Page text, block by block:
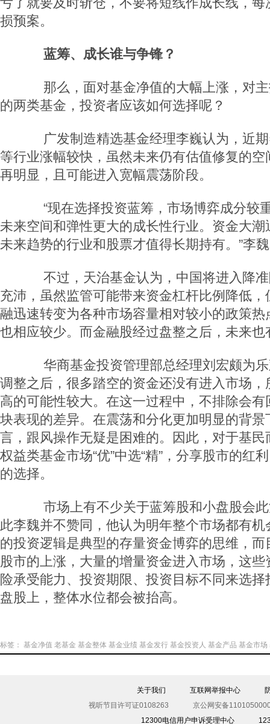
损预案。
蓝筹、成长谁与争锋？
那么，面对基金净值的大幅上涨，对主
的两类基金，投资者应该如何选择呢？
广发制造精选基金经理李巍认为，近期
等行业涨幅较快，虽然未来仍有估值修复的
再明显，且可能进入宽幅震荡阶段。
“现在选择投资蓝筹，市场博弈成分较
未来空间和弹性更大的成长性行业。资金大
未来趋势的行业和股票才值得长期持有。”李
不过，天治基金认为，中国将进入降准
充沛，虽然监管可能带来资金杠杆比例降低
融迅速转变为各种市场容量相对较小的政策
也相应较少。而金融股经过盘整之后，未来也
华商基金投资管理部总经理刘宏颇为乐
调整之后，很多踏空的资金还没有进入市场
高的可能性较大。在这一过程中，不排除会
块表现的差异。在震荡和分化更加明显的背
言，跟风操作无疑是困难的。因此，对于基
权益类基金市场“优”中选“精”，分享股市的红
的选择。
市场上有不少关于蓝筹股和小盘股会此
此李魏并不赞同，他认为明年整个市场都有
的投资逻辑是典型的存量资金博弈的思维，
股市的上涨，大量的增量资金进入市场，这
险承受能力、投资期限、投资目标不同来选
盘股上，整体水位都会被抬高。
标签： 基金净值 老基金 基金整体 基金业绩 基金发行 基金投资人 基金产品 基金市场
关于我们 互联网举报中心
视听节目许可证0108263
京公网安备
12300电信用户申诉受理中心